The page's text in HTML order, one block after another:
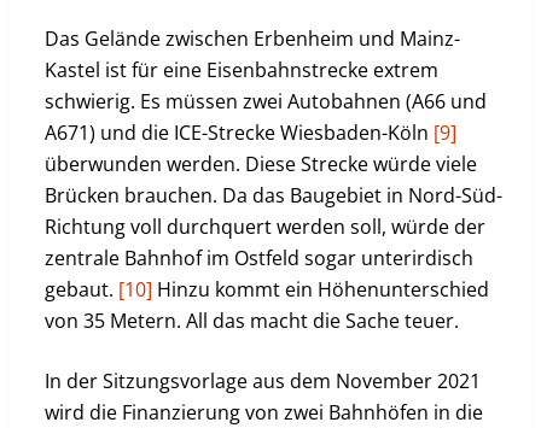
Das Gelände zwischen Erbenheim und Mainz-
Kastel ist für eine Eisenbahnstrecke extrem
schwierig. Es müssen zwei Autobahnen (A66 und
A671) und die ICE-Strecke Wiesbaden-Köln [9]
überwunden werden. Diese Strecke würde viele
Brücken brauchen. Da das Baugebiet in Nord-Süd-
Richtung voll durchquert werden soll, würde der
zentrale Bahnhof im Ostfeld sogar unterirdisch
gebaut. [10] Hinzu kommt ein Höhenunterschied
von 35 Metern. All das macht die Sache teuer.
In der Sitzungsvorlage aus dem November 2021
wird die Finanzierung von zwei Bahnhöfen in die